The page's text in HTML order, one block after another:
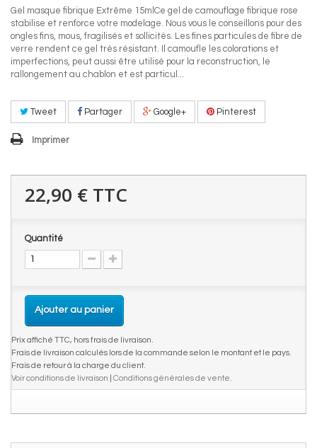
Gel masque fibrique Extrême 15mlCe gel de camouflage fibrique rose
stabilise et renforce votre modelage. Nous vous le conseillons pour des
ongles fins, mous, fragilisés et sollicités. Les fines particules de fibre de
verre rendent ce gel très résistant. Il camoufle les colorations et
imperfections, peut aussi être utilisé pour la reconstruction, le
rallongement au chablon et est particul...
Tweet Partager Google+ Pinterest
Imprimer
22,90 € TTC
Quantité
Ajouter au panier
Prix affiché TTC, hors frais de livraison.
Frais de livraison calculés lors de la commande selon le montant et le pays.
Frais de retour à la charge du client.
Voir conditions de livraison
Conditions générales de vente